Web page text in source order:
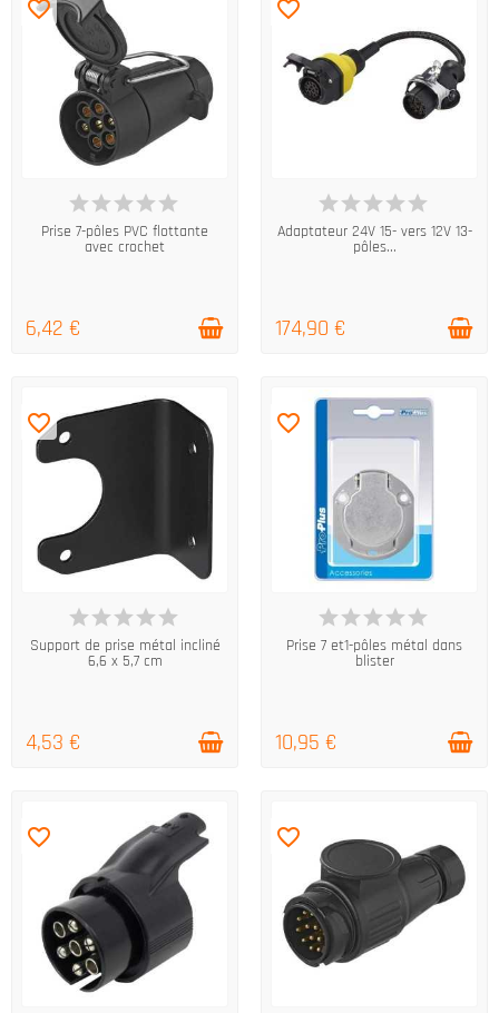
EN STOCK
favorite_border
Prise 7-pôles PVC flottante
avec crochet
6,42 €
EN STOCK
favorite_border
Adaptateur 24V 15- vers 12V 13-
pôles...
174,90 €
EN STOCK
favorite_border
Support de prise métal incliné
6,6 x 5,7 cm
4,53 €
EN STOCK
favorite_border
Prise 7 et1-pôles métal dans
blister
10,95 €
favorite_border favorite_border